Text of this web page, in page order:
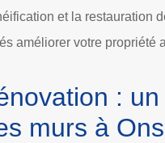
et la restauration
améliorer votre propriété
:
murs à